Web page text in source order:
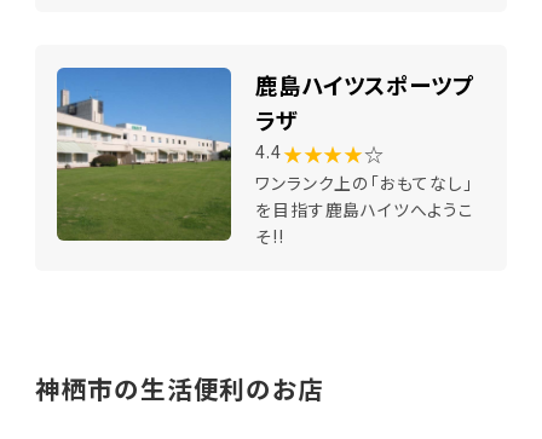
鹿島ハイツスポーツプ
ラザ
4.4★★★★☆
ワンランク上の「おもてなし」
を目指す鹿島ハイツへようこ
そ!!
神栖市の生活便利のお店